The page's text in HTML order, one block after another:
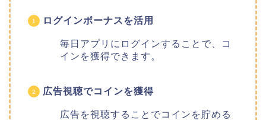
ログインボーナスを活用
毎日アプリにログインすることで、コ
インを獲得できます。
広告視聴でコインを獲得
広告を視聴することでコインを貯める